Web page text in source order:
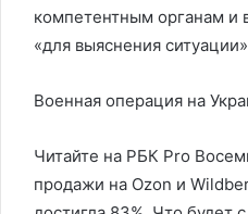
компетентным органам и
«для выяснения
Военная операция на
Читайте на РБК Pro
продажи на Ozon и